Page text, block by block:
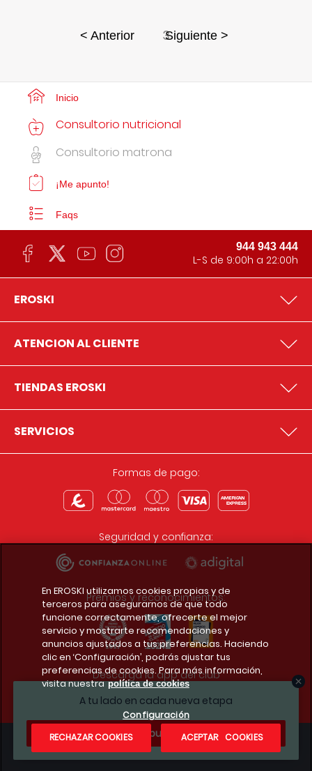
< Anterior 3Siguiente >
A tu lado en cada nueva etapa
¿Te apuntas?
Inicio
Consultorio nutricional
Consultorio matrona
¡Me apunto!
Faqs
944 943 444
L-S de 9:00h a 22:00h
EROSKI
ATENCION AL CLIENTE
TIENDAS EROSKI
SERVICIOS
Formas de pago:
Seguridad y confianza:
Premios y reconocimientos:
Descarga la app del club
Condiciones legales
En EROSKI utilizamos cookies propias y de
terceros para asegurarnos de que todo
funcione correctamente, ofrecerte el mejor
servicio y mostrarte recomendaciones y
anuncios ajustados a tus preferencias. Haciendo
clic en ‘Configuración’, podrás ajustar tus
preferencias de cookies. Para más información,
visita nuestra política de cookies
Configuración
RECHAZAR COOKIES
ACEPTAR COOKIES